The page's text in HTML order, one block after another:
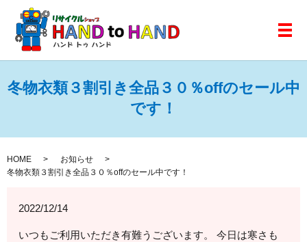
メ
冬物衣類３割引き全品３０％offのセール中
です！
HOME
お知らせ
冬物衣類３割引き全品３０％offのセール中です！
2022/12/14
いつもご利用いただき有難うございます。 今日は寒さも